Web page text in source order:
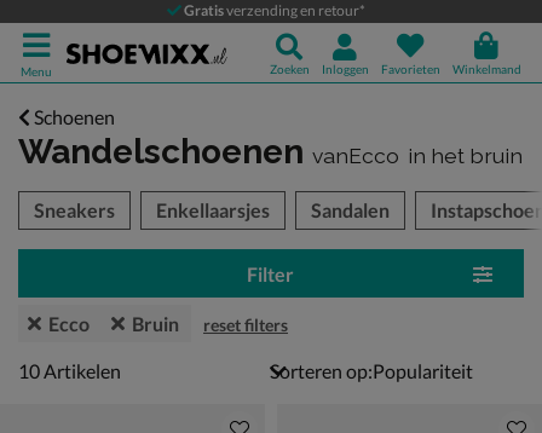
Gratisverzending en retour*
Menu Zoeken Inloggen Favorieten Winkelmand
Schoenen
Wandelschoenen vanEcco in het bruin
over
Sneakers Enkellaarsjes Sandalen
Filter
Ecco Bruin reset filters
10 artikelen
10Artikelen Sorteren op: